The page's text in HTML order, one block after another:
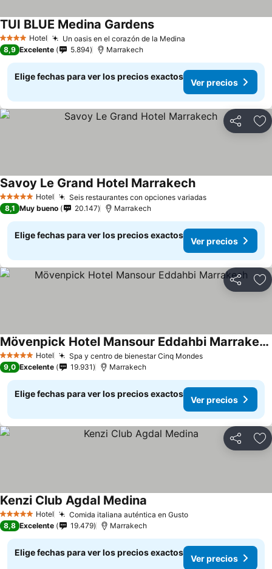
4 EstrellasHotel Un oasis en el corazón de la Medina
TUI BLUE Medina Gardens
8,9 Excelente 5.894 Marrakech
Elige fechas para ver los precios exactos
Ver precios
Compartir
5 Estrellas Hotel Seis restaurantes con opciones variadas
Savoy Le Grand Hotel Marrakech
8,1 Muy bueno 20.147 Marrakech
Elige fechas para ver los precios exactos
Ver precios
Compartir
5 Estrellas Hotel Spa y centro de bienestar Cinq Mondes
Mövenpick Hotel Mansour Eddahbi Marrakech
9,0 Excelente 19.931 Marrakech
Elige fechas para ver los precios exactos
Ver precios
Compartir
5 Estrellas Hotel Comida italiana auténtica en Gusto
Kenzi Club Agdal Medina
8,8 Excelente 19.479 Marrakech
Elige fechas para ver los precios exactos
Ver precios